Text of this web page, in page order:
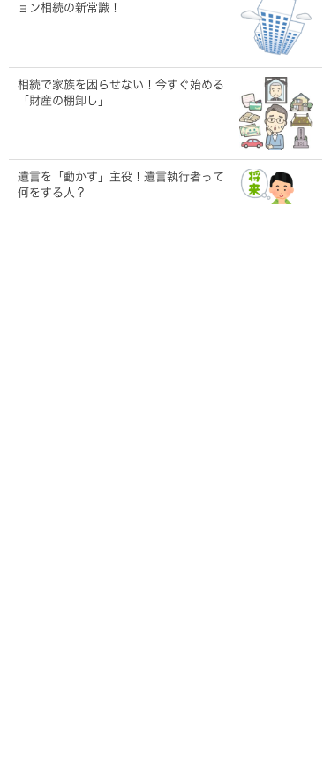
ョン相続の新常識！
相続で家族を困らせない！今すぐ始める
「財産の棚卸し」
遺言を「動かす」主役！遺言執行者って
何をする人？